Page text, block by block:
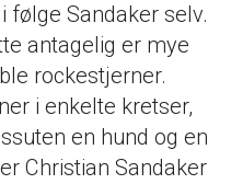
Sandaker selv.
antagelig er mye
rockestjerner.
i enkelte kretser,
en hund og en
Christian Sandaker